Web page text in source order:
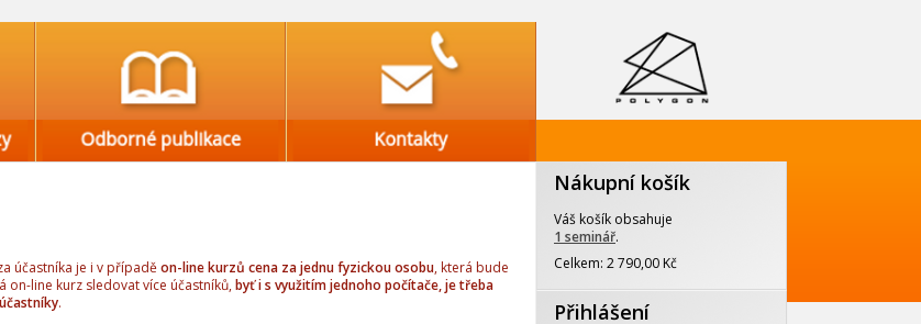
účastníka je i v případěon-line kurzů cena za jednu fyzickou osobu, která bude
on-line kurz sledovat více účastníků,byť i s využitím jednoho počítače, je třeba
.
Nákupní košík
Váš košík obsahuje
1 seminář.
Celkem: 2 790,00 Kč
Přihlášení